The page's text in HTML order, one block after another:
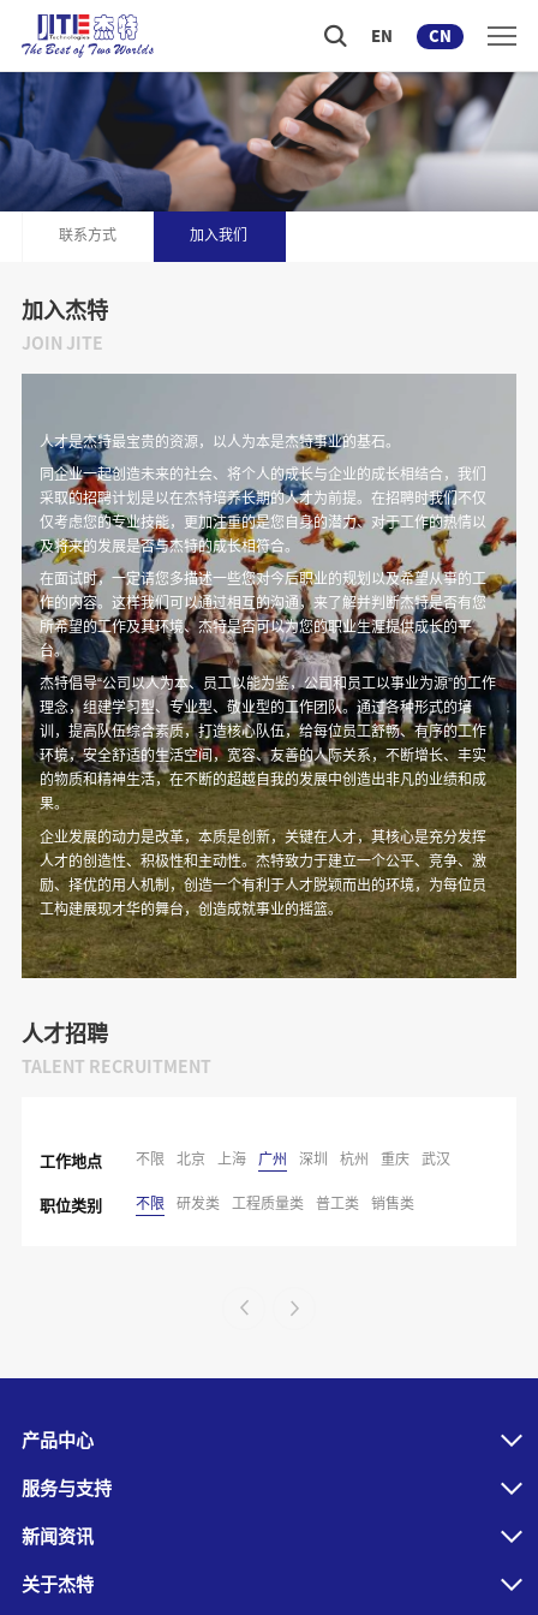
EN CN
联系方式 加入我们
加入杰特
JOIN JITE
人才是杰特最宝贵的资源，以人为本是杰特事业的基石。
同企业一起创造未来的社会、将个人的成长与企业的成长相结合，我们
采取的招聘计划是以在杰特培养长期的人才为前提。在招聘时我们不仅
仅考虑您的专业技能，更加注重的是您自身的潜力、对于工作的热情以
及将来的发展是否与杰特的成长相符合。
在面试时，一定请您多描述一些您对今后职业的规划以及希望从事的工
作的内容。这样我们可以通过相互的沟通，来了解并判断杰特是否有您
所希望的工作及其环境、杰特是否可以为您的职业生涯提供成长的平
台。
杰特倡导“公司以人为本、员工以能为鉴，公司和员工以事业为源”的工作
理念，组建学习型、专业型、敬业型的工作团队。通过各种形式的培
训，提高队伍综合素质，打造核心队伍，给每位员工舒畅、有序的工作
环境，安全舒适的生活空间，宽容、友善的人际关系，不断增长、丰实
的物质和精神生活，在不断的超越自我的发展中创造出非凡的业绩和成
果。
企业发展的动力是改革，本质是创新，关键在人才，其核心是充分发挥
人才的创造性、积极性和主动性。杰特致力于建立一个公平、竞争、激
励、择优的用人机制，创造一个有利于人才脱颖而出的环境，为每位员
工构建展现才华的舞台，创造成就事业的摇篮。
人才招聘
TALENT RECRUITMENT
工作地点 不限 北京 上海 广州 深圳 杭州 重庆 武汉
职位类别 不限 研发类 工程质量类 普工类 销售类
产品中心
服务与支持
新闻资讯
关于杰特